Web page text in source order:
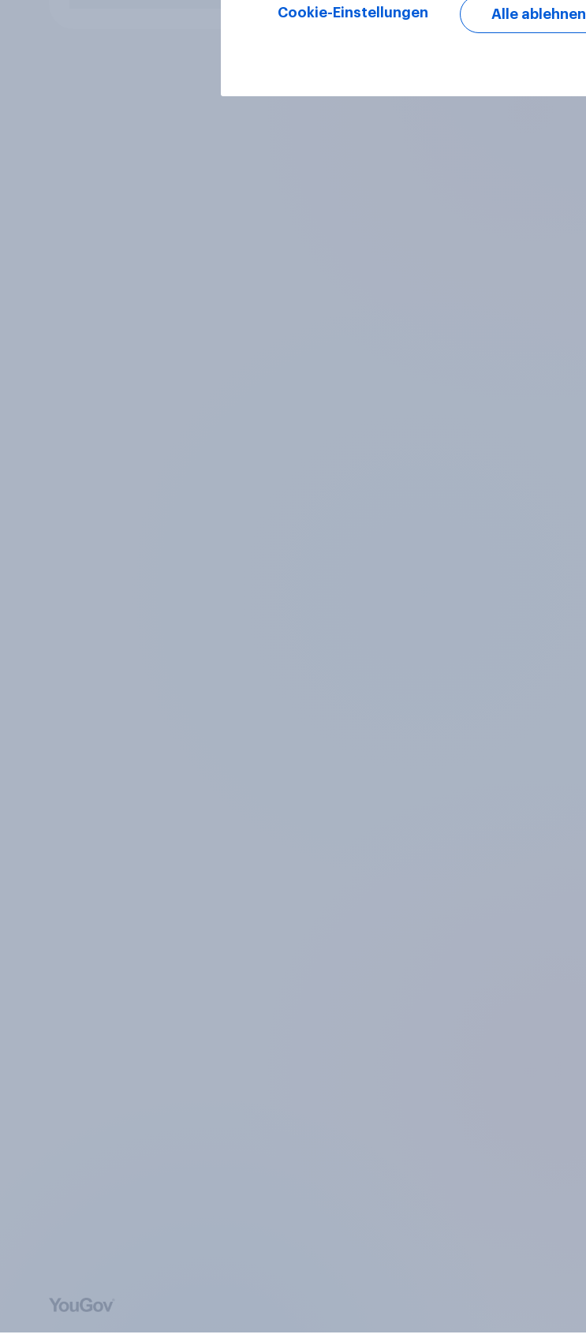
Cookie-Einstellungen Alle ablehnen